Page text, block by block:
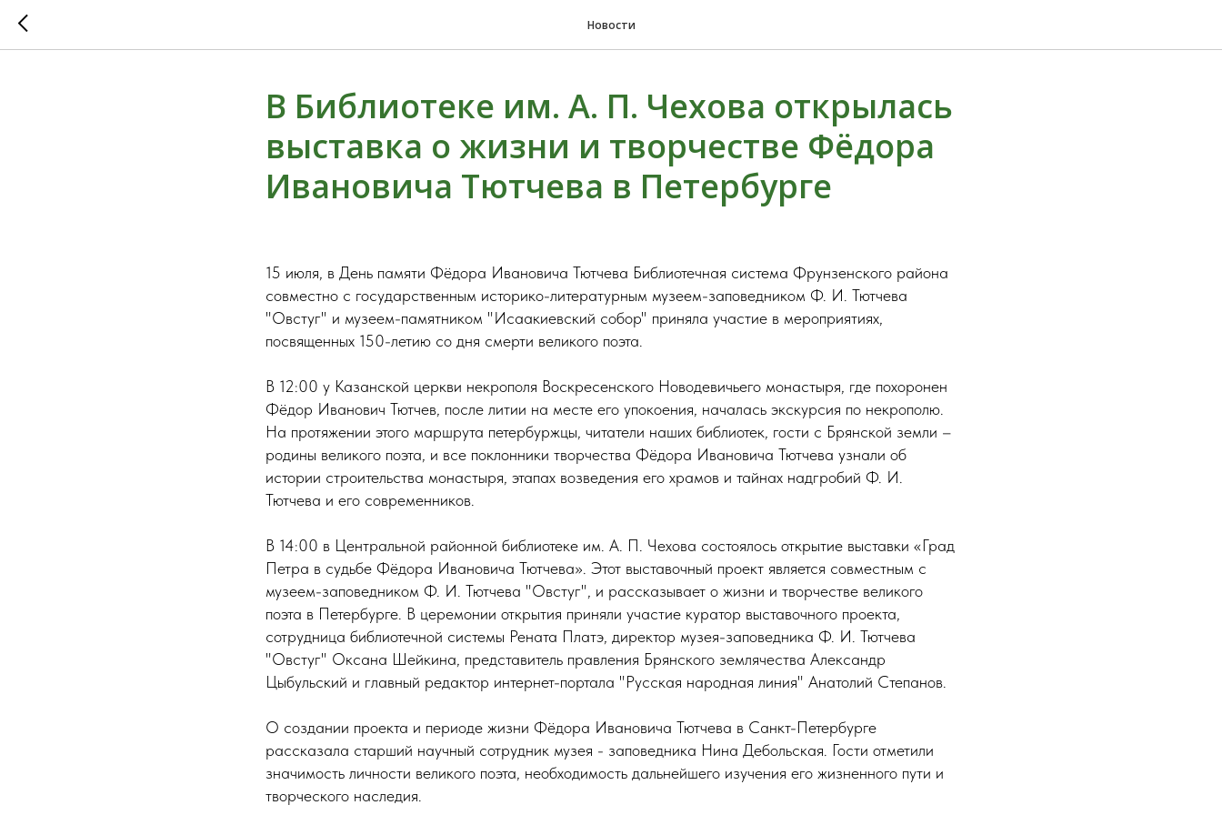
Новости
В Библиотеке им. А. П. Чехова открылась
выставка о жизни и творчестве Фёдора
Ивановича Тютчева в Петербурге
15 июля, в День памяти Фёдора Ивановича Тютчева Библиотечная система Фрунзенского района
совместно с государственным историко-литературным музеем-заповедником Ф. И. Тютчева
"Овстуг" и музеем-памятником "Исаакиевский собор" приняла участие в мероприятиях,
посвященных 150-летию со дня смерти великого поэта.
В 12:00 у Казанской церкви некрополя Воскресенского Новодевичьего монастыря, где похоронен
Фёдор Иванович Тютчев, после литии на месте его упокоения, началась экскурсия по некрополю.
На протяжении этого маршрута петербуржцы, читатели наших библиотек, гости с Брянской земли –
родины великого поэта, и все поклонники творчества Фёдора Ивановича Тютчева узнали об
истории строительства монастыря, этапах возведения его храмов и тайнах надгробий Ф. И.
Тютчева и его современников.
В 14:00 в Центральной районной библиотеке им. А. П. Чехова состоялось открытие выставки «Град
Петра в судьбе Фёдора Ивановича Тютчева». Этот выставочный проект является совместным с
музеем-заповедником Ф. И. Тютчева "Овстуг", и рассказывает о жизни и творчестве великого
поэта в Петербурге. В церемонии открытия приняли участие куратор выставочного проекта,
сотрудница библиотечной системы Рената Платэ, директор музея-заповедника Ф. И. Тютчева
"Овстуг" Оксана Шейкина, представитель правления Брянского землячества Александр
Цыбульский и главный редактор интернет-портала "Русская народная линия" Анатолий Степанов.
О создании проекта и периоде жизни Фёдора Ивановича Тютчева в Санкт-Петербурге
рассказала старший научный сотрудник музея - заповедника Нина Дебольская. Гости отметили
значимость личности великого поэта, необходимость дальнейшего изучения его жизненного пути и
творческого наследия.